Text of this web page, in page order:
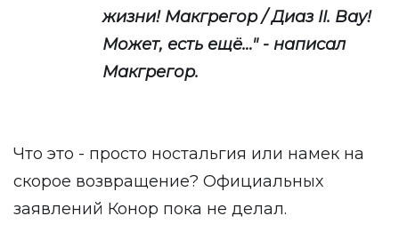
жизни! Макгрегор / Диаз II. Вау!
Может, есть ещё…" - написал
Макгрегор.
Что это - просто ностальгия или намек на
скорое возвращение? Официальных
заявлений Конор пока не делал.